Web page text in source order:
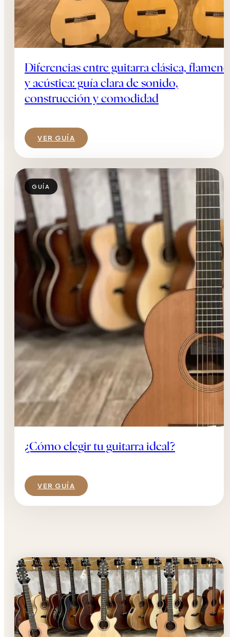
Diferencias entre guitarra clásica,
y acústica: guía clara de sonido,
construcción y comodidad
VER GUÍA
GUÍA
¿Cómo elegir tu guitarra ideal?
VER GUÍA